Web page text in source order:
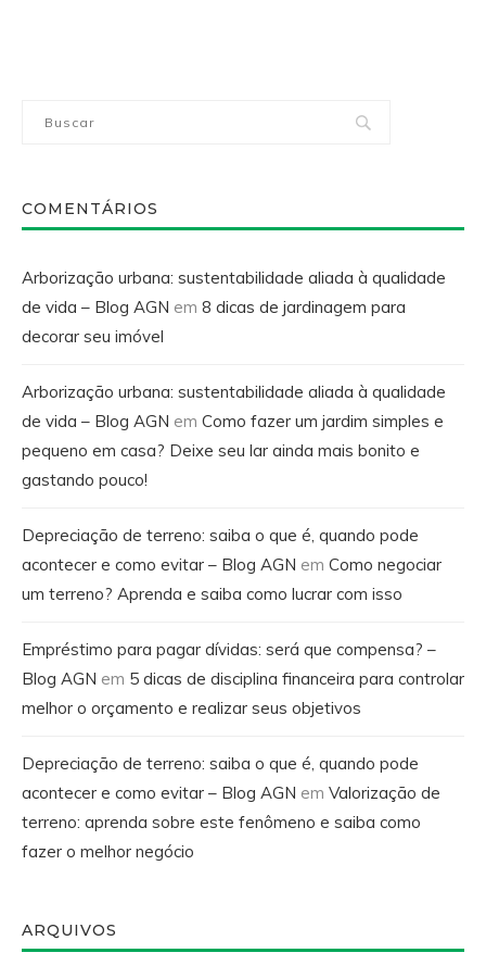
COMENTÁRIOS
Arborização urbana: sustentabilidade aliada à qualidade
de vida – Blog AGN em 8 dicas de jardinagem para
decorar seu imóvel
Arborização urbana: sustentabilidade aliada à qualidade
de vida – Blog AGN em Como fazer um jardim simples e
pequeno em casa? Deixe seu lar ainda mais bonito e
gastando pouco!
Depreciação de terreno: saiba o que é, quando pode
acontecer e como evitar – Blog AGN em Como negociar
um terreno? Aprenda e saiba como lucrar com isso
Empréstimo para pagar dívidas: será que compensa? –
Blog AGN em 5 dicas de disciplina financeira para controlar
melhor o orçamento e realizar seus objetivos
Depreciação de terreno: saiba o que é, quando pode
acontecer e como evitar – Blog AGN em Valorização de
terreno: aprenda sobre este fenômeno e saiba como
fazer o melhor negócio
ARQUIVOS